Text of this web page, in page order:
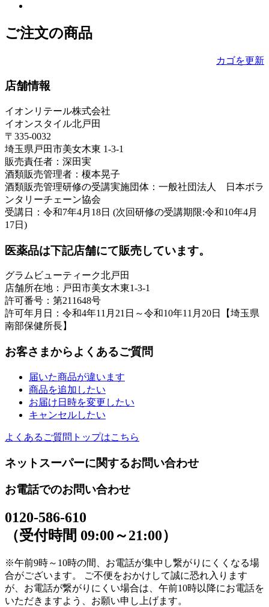
ご注文の商品
カゴを更新
店舗情報
イオンリテール株式会社
イオンスタイル北戸田
〒335-0032
埼玉県戸田市美女木東 1-3-1
販売責任者：深田実
酒類販売管理者：榎本晃子
酒類販売管理研修の受講実施団体：一般社団法人 日本ボラ
ンタリーチェーン協会
受講日：令和7年4月18日 (次回研修の受講期限:令和10年4月
17日)
医薬品は下記店舗にて販売しています。
グラムビューティーク北戸田
店舗所在地：戸田市美女木東1-3-1
許可番号：第211648号
許可年月日：令和4年11月21日～令和10年11月20日【埼玉県
南部保健所長】
お客さまからよくあるご質問
届いた商品が違います
商品を追加したい
お届け日時を変更したい
キャンセルしたい
よくあるご質問トップはこちら
ネットスーパーに関するお問い合わせ
お電話でのお問い合わせ
0120-586-610
（受付時間 09:00～21:00）
※午前9時～10時の間、お電話が集中し繋がりにくくなる場
合がございます。 ご不便をおかけして誠に恐れ入ります
が、お電話が繋がりにくい場合は、午前10時以降にお電話を
いただきますよう、お願い申し上げます。